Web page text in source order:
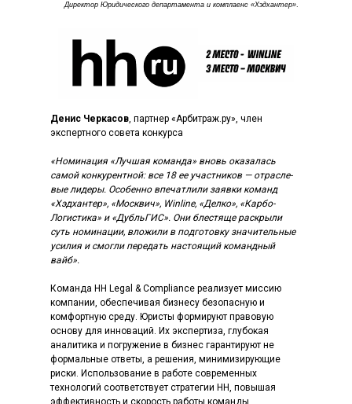
Директор Юридического департамента и комплаенс «Хэдхантер».
Денис Черкасов, партнер «Арбитраж.ру», член
экспертного совета конкурса
«Номинация «Лучшая команда» вновь оказа­лась
самой конкурентной: все 18 ее участников — отрас­ле­
вые лидеры. Особенно впечатлили заявки команд
«Хэдхантер», «Москвич», Winline, «Делко», «Карбо-
Логистика» и «ДубльГИС». Они блестяще раскрыли
суть номинации, вложили в подготовку значительные
усилия и смогли передать настоящий командный
вайб».
Команда HH Legal & Compliance реали­зует миссию
компании, обеспечивая бизнесу безопасную и
комфортную среду. Юристы формируют правовую
основу для инноваций. Их экспертиза, глубокая
аналитика и погружение в бизнес гарантируют не
формальные ответы, а решения, минимизирующие
риски. Использование в работе современных
технологий соответствует стратегии HH, повышая
эффективность и скорость работы команды.